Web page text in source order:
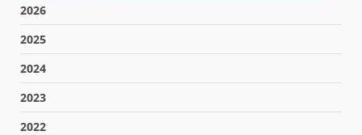
2026
2025
2024
2023
2022